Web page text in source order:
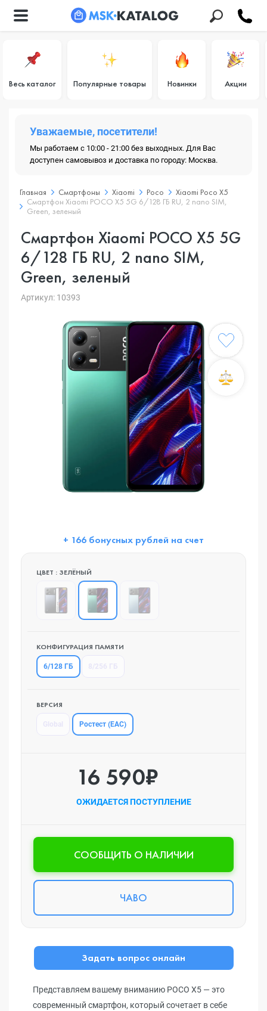
Весь каталог Популярные товары Новинки Акции
Уважаемые, посетители!
Мы работаем с 10:00 - 21:00 без выходных. Для Вас
доступен самовывоз и доставка по городу: Москва.
Главная Смартфоны Xiaomi Poco
Xiaomi Poco X5
Смартфон Xiaomi POCO X5 5G 6/128 ГБ RU, 2 nano SIM,
Green, зеленый
Смартфон Xiaomi POCO X5 5G
6/128 ГБ RU, 2 nano SIM,
Green, зеленый
Артикул: 10393
+ 166 бонусных рублей на счет
ЦВЕТ : ЗЕЛЁНЫЙ
КОНФИГУРАЦИЯ ПАМЯТИ
6/128 ГБ
ВЕРСИЯ
Ростест (EAC)
16 590₽
ОЖИДАЕТСЯ ПОСТУПЛЕНИЕ
CООБЩИТЬ О НАЛИЧИИ
ЧАВО
Задать вопрос онлайн
Представляем вашему вниманию POCO X5 — это
современный смартфон, который сочетает в себе